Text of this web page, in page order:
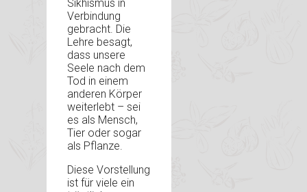
Sikhismus in
Verbindung
gebracht. Die
Lehre besagt,
dass unsere
Seele nach dem
Tod in einem
anderen Körper
weiterlebt – sei
es als Mensch,
Tier oder sogar
als Pflanze.
Diese Vorstellung
ist für viele ein